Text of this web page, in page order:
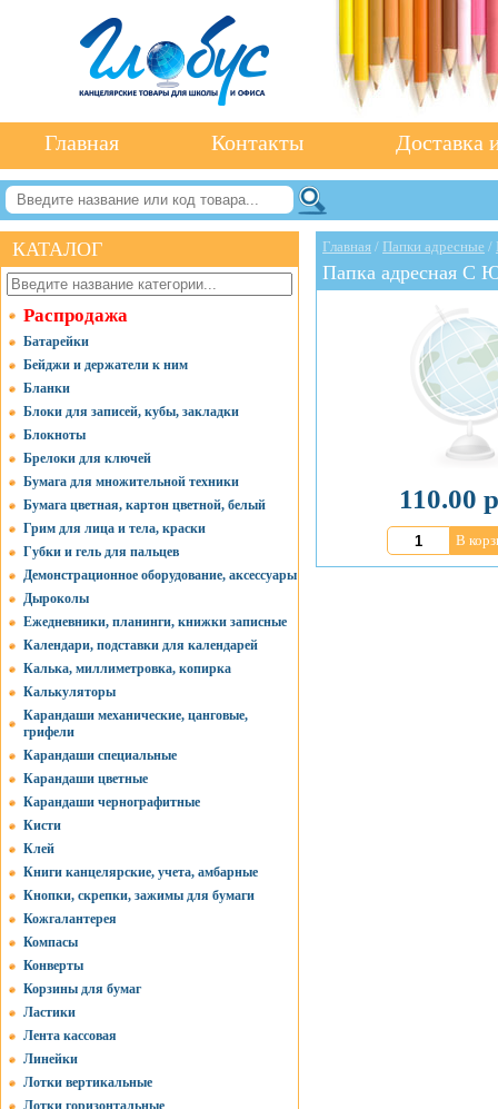
Главная Контакты Доставка
КАТАЛОГ
Распродажа
Батарейки
Бейджи и держатели к ним
Бланки
Блоки для записей, кубы, закладки
Блокноты
Брелоки для ключей
Бумага для множительной техники
Бумага цветная, картон цветной, белый
Грим для лица и тела, краски
Губки и гель для пальцев
Демонстрационное оборудование, аксессуары
Дыроколы
Ежедневники, планинги, книжки записные
Календари, подставки для календарей
Калька, миллиметровка, копирка
Калькуляторы
Карандаши механические, цанговые,
грифели
Карандаши специальные
Карандаши цветные
Карандаши чернографитные
Кисти
Клей
Книги канцелярские, учета, амбарные
Кнопки, скрепки, зажимы для бумаги
Кожгалантерея
Компасы
Конверты
Корзины для бумаг
Ластики
Лента кассовая
Линейки
Лотки вертикальные
Лотки горизонтальные
Главная / Папки адресные /
Папка адресная
110.00
В